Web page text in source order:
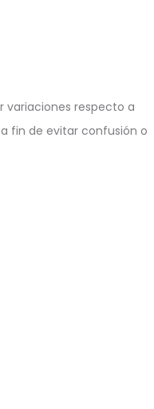
variaciones respecto a
fin de evitar confusión o